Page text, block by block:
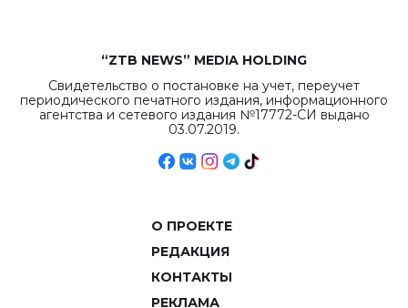
“ZTB NEWS” MEDIA HOLDING
Свидетельство о постановке на учет, переучет
периодического печатного издания, информационного
агентства и сетевого издания №17772-СИ выдано
03.07.2019.
О ПРОЕКТЕ
РЕДАКЦИЯ
КОНТАКТЫ
РЕКЛАМА